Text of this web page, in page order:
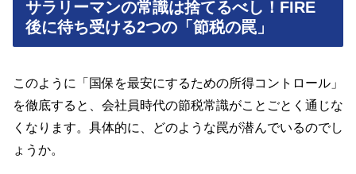
サラリーマンの常識は捨てるべし！FIRE
後に待ち受ける2つの「節税の罠」
このように「国保を最安にするための所得コントロール」
を徹底すると、会社員時代の節税常識がことごとく通じな
くなります。具体的に、どのような罠が潜んでいるのでし
ょうか。